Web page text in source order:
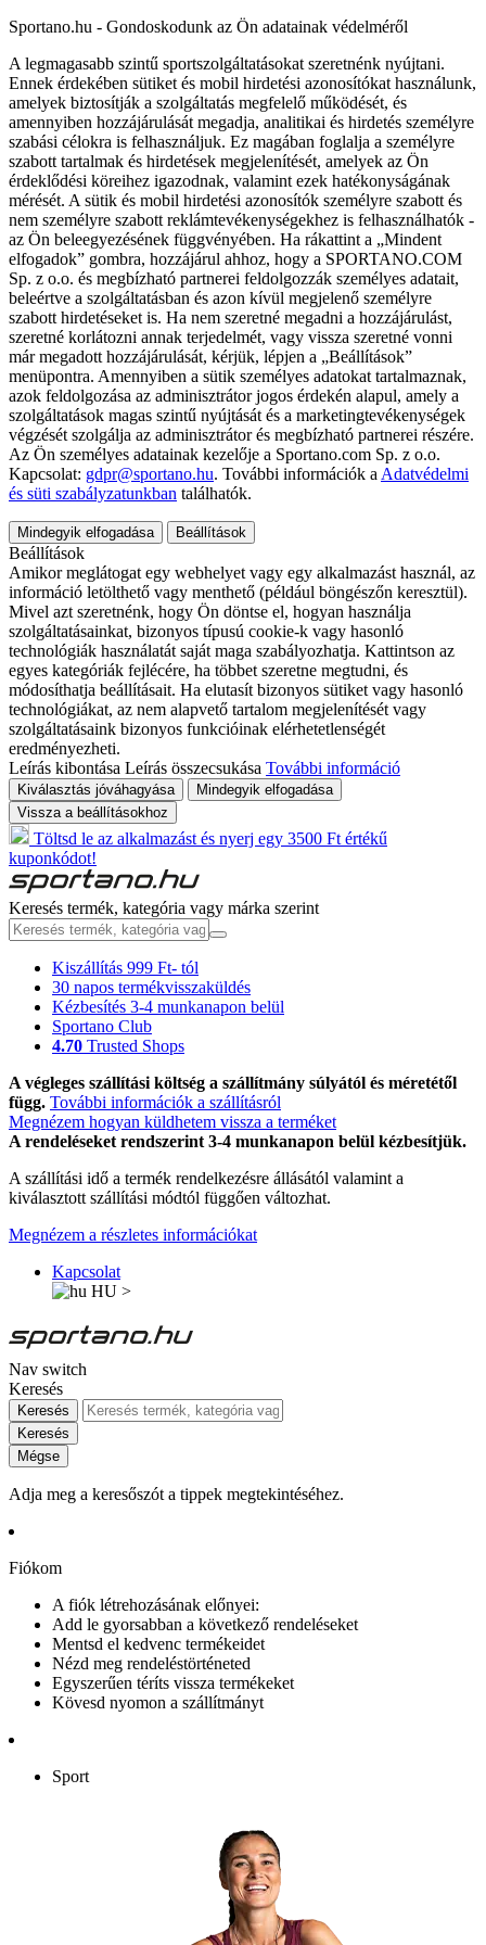
Sportano.hu - Gondoskodunk az Ön adatainak védelméről
A legmagasabb szintű sportszolgáltatásokat szeretnénk nyújtani.
Ennek érdekében sütiket és mobil hirdetési azonosítókat használunk,
amelyek biztosítják a szolgáltatás megfelelő működését, és
amennyiben hozzájárulását megadja, analitikai és hirdetés személyre
szabási célokra is felhasználjuk. Ez magában foglalja a személyre
szabott tartalmak és hirdetések megjelenítését, amelyek az Ön
érdeklődési köreihez igazodnak, valamint ezek hatékonyságának
mérését. A sütik és mobil hirdetési azonosítók személyre szabott és
nem személyre szabott reklámtevékenységekhez is felhasználhatók -
az Ön beleegyezésének függvényében. Ha rákattint a „Mindent
elfogadok” gombra, hozzájárul ahhoz, hogy a SPORTANO.COM
Sp. z o.o. és megbízható partnerei feldolgozzák személyes adatait,
beleértve a szolgáltatásban és azon kívül megjelenő személyre
szabott hirdetéseket is. Ha nem szeretné megadni a hozzájárulást,
szeretné korlátozni annak terjedelmét, vagy vissza szeretné vonni
már megadott hozzájárulását, kérjük, lépjen a „Beállítások”
menüpontra. Amennyiben a sütik személyes adatokat tartalmaznak,
azok feldolgozása az adminisztrátor jogos érdekén alapul, amely a
szolgáltatások magas szintű nyújtását és a marketingtevékenységek
végzését szolgálja az adminisztrátor és megbízható partnerei részére.
Az Ön személyes adatainak kezelője a Sportano.com Sp. z o.o.
Kapcsolat: gdpr@sportano.hu. További információk a Adatvédelmi
és süti szabályzatunkban találhatók.
Mindegyik elfogadása Beállítások
Beállítások
Amikor meglátogat egy webhelyet vagy egy alkalmazást használ, az
információ letölthető vagy menthető (például böngészőn keresztül).
Mivel azt szeretnénk, hogy Ön döntse el, hogyan használja
szolgáltatásainkat, bizonyos típusú cookie-k vagy hasonló
technológiák használatát saját maga szabályozhatja. Kattintson az
egyes kategóriák fejlécére, ha többet szeretne megtudni, és
módosíthatja beállításait. Ha elutasít bizonyos sütiket vagy hasonló
technológiákat, az nem alapvető tartalom megjelenítését vagy
szolgáltatásaink bizonyos funkcióinak elérhetetlenségét
eredményezheti.
Leírás kibontása Leírás összecsukása További információ
Kiválasztás jóváhagyása
Mindegyik elfogadása
Vissza a beállításokhoz
Töltsd le az alkalmazást és nyerj egy 3500 Ft értékű
kuponkódot!
Keresés termék, kategória vagy márka szerint
Kiszállítás 999 Ft- tól
30 napos termékvisszaküldés
Kézbesítés 3-4 munkanapon belül
Sportano Club
4.70 Trusted Shops
A végleges szállítási költség a szállítmány súlyától és méretétől
függ. További információk a szállításról
Megnézem hogyan küldhetem vissza a terméket
A rendeléseket rendszerint 3-4 munkanapon belül kézbesítjük.
A szállítási idő a termék rendelkezésre állásától valamint a
kiválasztott szállítási módtól függően változhat.
Megnézem a részletes információkat
Kapcsolat
HU >
Nav switch
Keresés
Keresés
Keresés
Mégse
Adja meg a keresőszót a tippek megtekintéséhez.
Fiókom
A fiók létrehozásának előnyei:
Add le gyorsabban a következő rendeléseket
Mentsd el kedvenc termékeidet
Nézd meg rendeléstörténeted
Egyszerűen téríts vissza termékeket
Kövesd nyomon a szállítmányt
Sport